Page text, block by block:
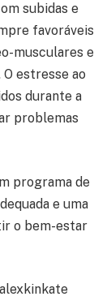
subidas e
favoráveis
musculares e
estresse ao
durante a
problemas
programa de
e uma
o bem-estar